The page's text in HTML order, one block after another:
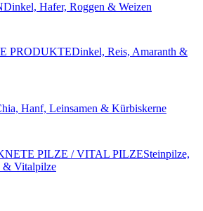
Dinkel, Hafer, Roggen & Weizen
PRODUKTEDinkel, Reis, Amaranth &
Hanf, Leinsamen & Kürbiskerne
PILZE / VITAL PILZESteinpilze,
& Vitalpilze